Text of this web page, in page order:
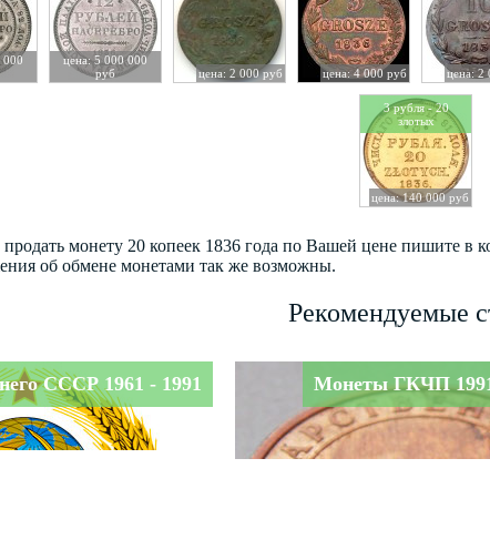
000
цена: 5 000 000
руб
цена: 2 000 руб цена: 4 000 руб цена: 2
3 рубля - 20
злотых
цена: 140 000 руб
монету 20 копеек 1836 года по Вашей цене пишите в
об обмене монетами так же возможны.
Рекомендуемые
СССР 1961 - 1991 Монеты ГКЧП